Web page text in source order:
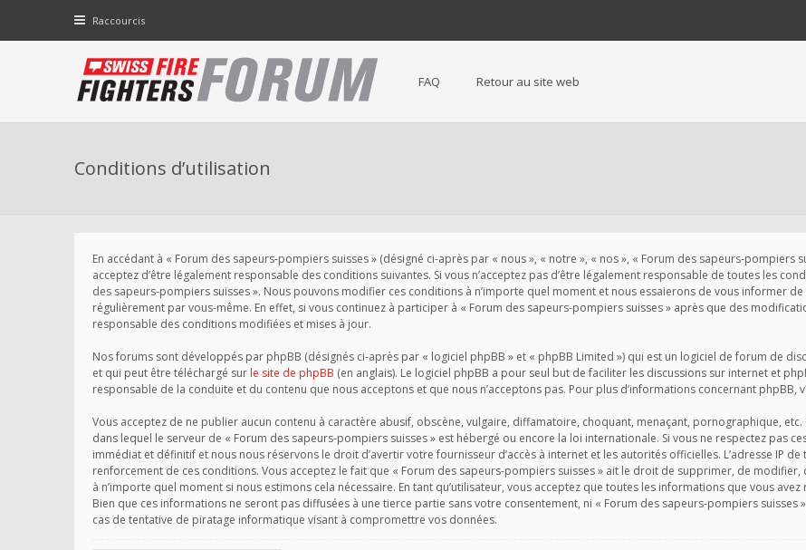
Raccourcis
FAQ Retour au site web
Conditions d’utilisation
En accédant à « Forum des sapeurs-pompiers suisses » (désigné ci-après par « nous », « notre », « nos », « Forum des sapeurs-pompiers
acceptez d’être légalement responsable des conditions suivantes. Si vous n’acceptez pas d’être légalement responsable de toutes les
des sapeurs-pompiers suisses ». Nous pouvons modifier ces conditions à n’importe quel moment et nous essaierons de vous informer
régulièrement par vous-même. En effet, si vous continuez à participer à « Forum des sapeurs-pompiers suisses » après que des
responsable des conditions modifiées et mises à jour.
Nos forums sont développés par phpBB (désignés ci-après par « logiciel phpBB » et « phpBB Limited ») qui est un logiciel de forum de
et qui peut être téléchargé sur le site de phpBB (en anglais). Le logiciel phpBB a pour seul but de faciliter les discussions sur internet et
responsable de la conduite et du contenu que nous acceptons et que nous n’acceptons pas. Pour plus d’informations concernant phpBB,
Vous acceptez de ne publier aucun contenu à caractère abusif, obscène, vulgaire, diffamatoire, choquant, menaçant, pornographique,
dans lequel le serveur de « Forum des sapeurs-pompiers suisses » est hébergé ou encore la loi internationale. Si vous ne respectez pas
immédiat et définitif et nous nous réservons le droit d’avertir votre fournisseur d’accès à internet et les autorités officielles. L’adresse IP
renforcement de ces conditions. Vous acceptez le fait que « Forum des sapeurs-pompiers suisses » ait le droit de supprimer, de
à n’importe quel moment si nous estimons cela nécessaire. En tant qu’utilisateur, vous acceptez que toutes les informations que vous
Bien que ces informations ne seront pas diffusées à une tierce partie sans votre consentement, ni « Forum des sapeurs-pompiers
cas de tentative de piratage informatique visant à compromettre vos données.